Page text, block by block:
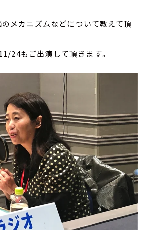
メカニズムなどについて教えて頂
24もご出演して頂きます。